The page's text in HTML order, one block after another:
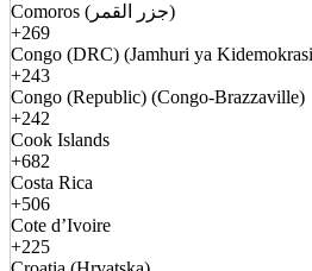
Comoros (جزر القمر)
+269
Congo (DRC) (Jamhuri ya
+243
Congo (Republic) (Congo-Brazzaville)
+242
Cook Islands
+682
Costa Rica
+506
Cote d’Ivoire
+225